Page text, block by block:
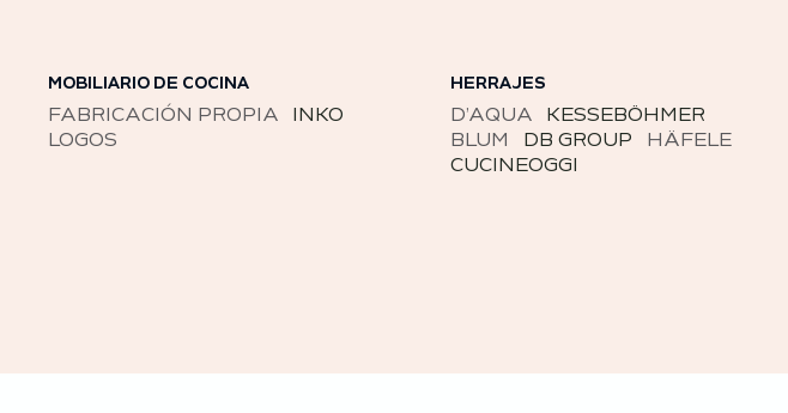
HERRAJES
D’AQUAKESSEBÖHMER
BLUM
ELECTRODOMÉSTICOS
FALMECFABERBOSCH
SIEMENS NEFF
ELECTROLUX